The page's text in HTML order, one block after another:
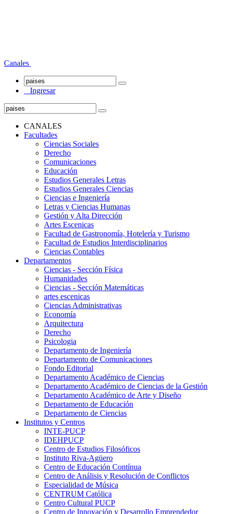
Canales
Ingresar
CANALES
Facultades
Ciencias Sociales
Derecho
Comunicaciones
Educación
Estudios Generales Letras
Estudios Generales Ciencias
Ciencias e Ingeniería
Letras y Ciencias Humanas
Gestión y Alta Dirección
Artes Escenicas
Facultad de Gastronomía, Hotelería y Turismo
Facultad de Estudios Interdisciplinarios
Ciencias Contables
Departamentos
Ciencias - Sección Física
Humanidades
Ciencias - Sección Matemáticas
artes escenicas
Ciencias Administrativas
Economía
Arquitectura
Derecho
Psicologia
Departamento de Ingeniería
Departamento de Comunicaciones
Fondo Editorial
Departamento Académico de Ciencias
Departamento Académico de Ciencias de la Gestión
Departamento Académico de Arte y Diseño
Departamento de Educación
Departamento de Ciencias
Institutos y Centros
INTE-PUCP
IDEHPUCP
Centro de Estudios Filosóficos
Instituto Riva-Agüero
Centro de Educación Contínua
Centro de Análisis y Resolución de Conflictos
Especialidad de Música
CENTRUM Católica
Centro Cultural PUCP
Centro de Innovación y Desarrollo Emprendedor